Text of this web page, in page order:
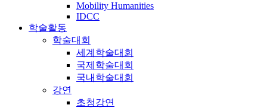
Mobility Humanities
IDCC
학술활동
학술대회
세계학술대회
국제학술대회
국내학술대회
강연
초청강연